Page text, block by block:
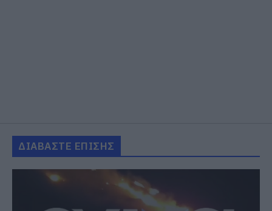
ΔΙΑΒΑΣΤΕ ΕΠΙΣΗΣ